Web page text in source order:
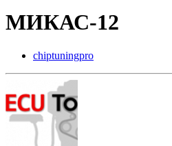
МИКАС-12
chiptuningpro